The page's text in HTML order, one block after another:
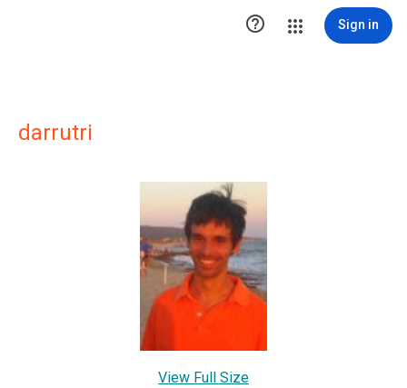
 Sign in
darrutri
View Full Size